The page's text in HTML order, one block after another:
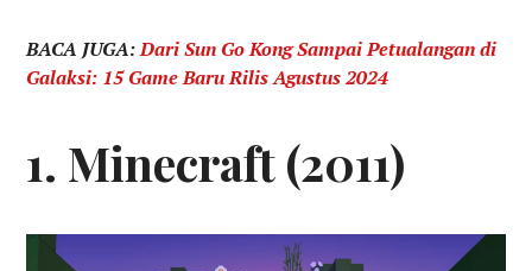
BACA JUGA:Dari Sun Go Kong Sampai Petualangan di
Galaksi: 15 Game Baru Rilis Agustus 2024
1. Minecraft (2011)